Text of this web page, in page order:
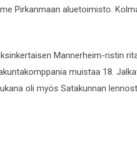
Pirkanmaan aluetoimisto.
Mannerheim-ristin
muistaa 18.
oli myös Satakunnan